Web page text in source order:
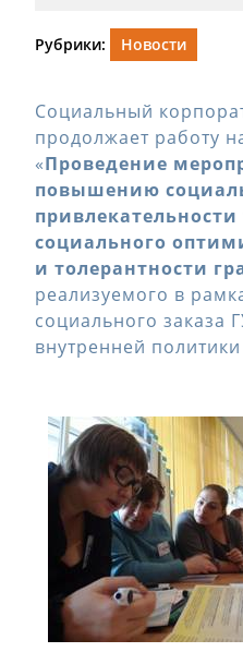
2013
Рубрики: Новости
Социальный
продолжает работу
«Проведение
повышению
социального
и толерантности
реализуемого в
социального заказа
внутренней